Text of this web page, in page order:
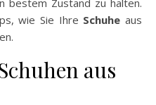
bestem Zustand zu halten.
wie Sie Ihre Schuhe aus
aus